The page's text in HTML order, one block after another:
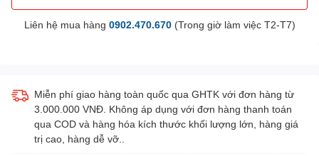
Liên hệ mua hàng 0902.470.670(Trong giờ làm việc T2-T7)
Miễn phí giao hàng toàn quốc qua GHTK với đơn hàng từ
3.000.000 VNĐ. Không áp dụng với đơn hàng thanh toán
qua COD và hàng hóa kích thước khối lượng lớn, hàng giá
trị cao, hàng dễ vỡ..